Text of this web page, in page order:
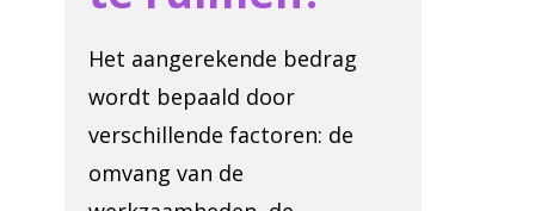
Het aangerekende bedrag
wordt bepaald door
verschillende factoren: de
omvang van de